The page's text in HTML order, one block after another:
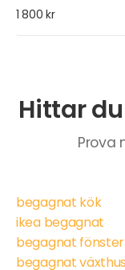
1 800 kr
Hittar
Prova
begagnat kök
ikea begagnat
begagnat fönster
begagnat växthus